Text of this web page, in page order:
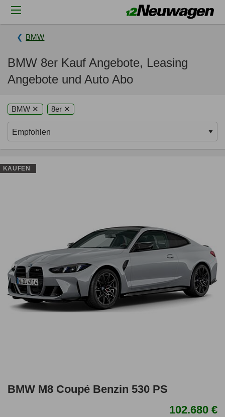
BMW
BMW 8er Kauf Angebote, Leasing
Angebote und Auto Abo
BMW ✕ 8er ✕
BMW M8 Coupé Benzin 530 PS
102.680 €
KAUFEN